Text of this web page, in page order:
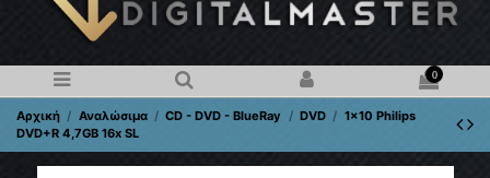
0
Αρχική Αναλώσιμα CD - DVD - BlueRay DVD
1x10 Philips
DVD+R 4,7GB 16x SL